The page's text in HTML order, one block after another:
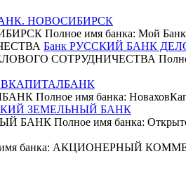
НОВОСИБИРСК
Полное имя банка: Мой Банк.
Банк РУССКИЙ БАНК
ДЕЛОВОГО СОТРУДНИЧЕСТВА
Полное имя банка:
ЗЕМЕЛЬНЫЙ БАНК
Полное имя банка:
имя банка: АКЦИОНЕРНЫЙ